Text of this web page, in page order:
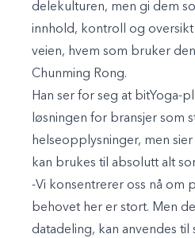
delekulturen, men gi dem
innhold, kontroll og
veien, hvem som bruker
Chunming Rong.
Han ser for seg at bitYoga-
løsningen for bransjer som
helseopplysninger, men
kan brukes til absolutt alt
-Vi konsentrerer oss nå om
behovet her er stort. Men
datadeling, kan anvendes til